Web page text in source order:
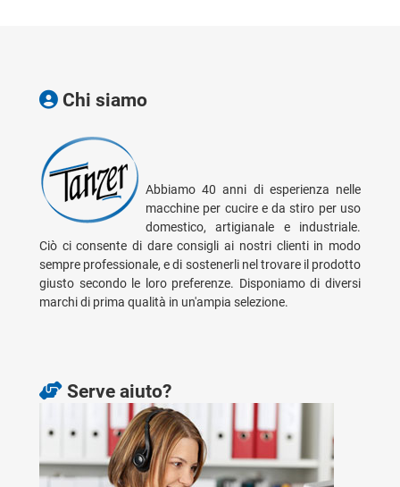
Chi siamo
Abbiamo 40 anni di esperienza nelle
macchine per cucire e da stiro per uso
domestico, artigianale e industriale.
Ciò ci consente di dare consigli ai nostri clienti in modo
sempre professionale, e di sostenerli nel trovare il prodotto
giusto secondo le loro preferenze. Disponiamo di diversi
marchi di prima qualità in un'ampia selezione.
Serve aiuto?